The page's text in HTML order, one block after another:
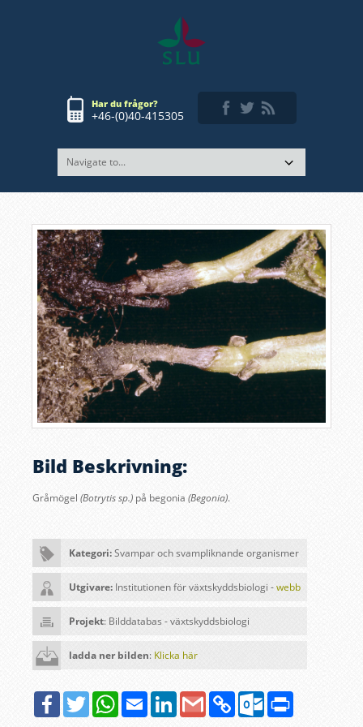
Har du frågor?
+46-(0)40-415305
Bild Beskrivning:
Gråmögel (Botrytis sp.) på begonia (Begonia).
Kategori:Svampar och svampliknande organismer
Utgivare: Institutionen för växtskyddsbiologi -webb
Projekt: Bilddatabas - växtskyddsbiologi
ladda ner bilden: Klicka här
FacebookTwitter WhatsAppEmail LinkedInGoogle
Gmail
Copy
Link
Outlook.com